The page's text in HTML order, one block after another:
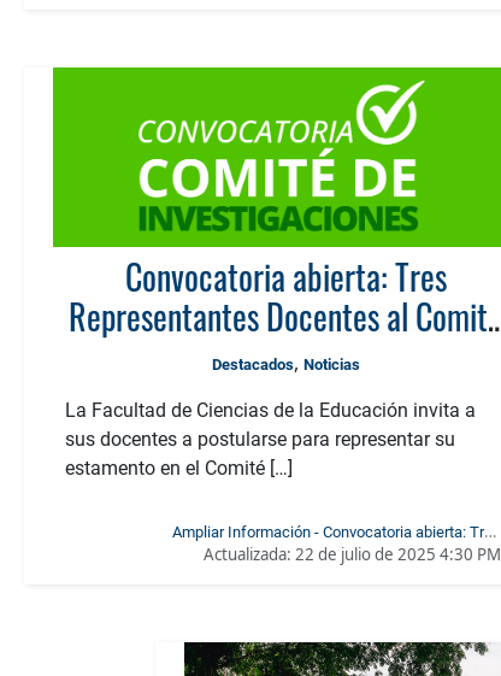
Convocatoria abierta: Tres
Representantes Docentes al
de Investigaciones de la Facultad de
Ciencias de la Educación
Destacados, Noticias
La Facultad de Ciencias de la Educación invita a
sus docentes a postularse para representar su
estamento en el Comité […]
Ampliar Información - Convocatoria abierta: Tres
Representantes Docentes al Comité de Investigaciones de la
Actualizada: 22 de julio de 2025 4:30 PM